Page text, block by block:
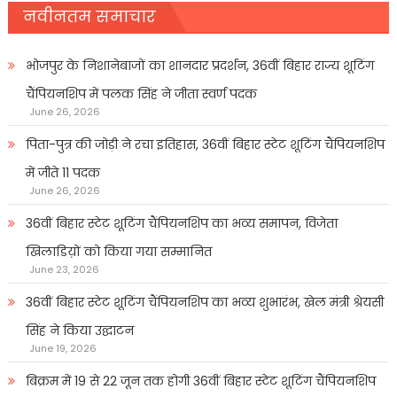
नवीनतम समाचार
भोजपुर के निशानेबाजों का शानदार प्रदर्शन, 36वीं बिहार राज्य शूटिंग
चैंपियनशिप में पलक सिंह ने जीता स्वर्ण पदक
June 26, 2026
पिता-पुत्र की जोड़ी ने रचा इतिहास, 36वीं बिहार स्टेट शूटिंग चैंपियनशिप
में जीते 11 पदक
June 26, 2026
36वीं बिहार स्टेट शूटिंग चैंपियनशिप का भव्य समापन, विजेता
खिलाडिय़ों को किया गया सम्मानित
June 23, 2026
36वीं बिहार स्टेट शूटिंग चैंपियनशिप का भव्य शुभारंभ, खेल मंत्री श्रेयसी
सिंह ने किया उद्घाटन
June 19, 2026
बिक्रम में 19 से 22 जून तक होगी 36वीं बिहार स्टेट शूटिंग चैंपियनशिप